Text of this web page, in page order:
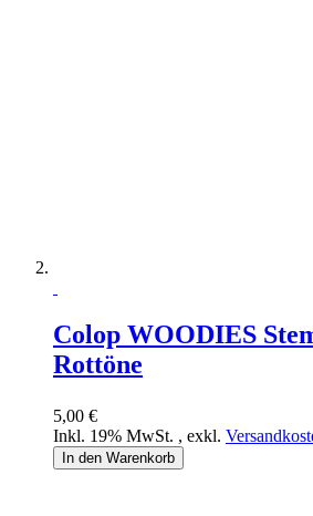
Colop WOODIES
Rottöne
5,00 €
Inkl. 19% MwSt. , exkl.
In den Warenkorb